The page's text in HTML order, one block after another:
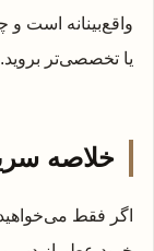
واقع‌بینانه است و
یا تخصصی‌تر بروید.
خلاصه
اگر فقط می‌خواهید